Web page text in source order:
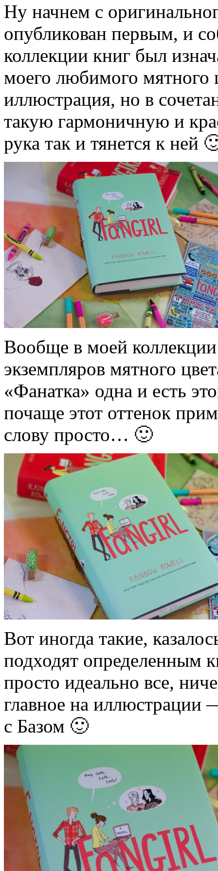
Ну начнем с
опубликован первым, и
коллекции книг был
моего любимого мятного
иллюстрация, но в
такую гармоничную и
рука так и тянется к ней
Вообще в моей
экземпляров мятного
«Фанатка» одна и есть
почаще этот оттенок
слову просто… 🙂
Вот иногда такие,
подходят определенным
просто идеально все,
главное на
с Базом 🙂